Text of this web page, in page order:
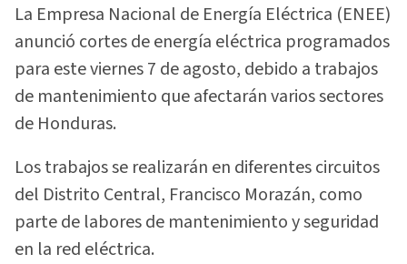
La Empresa Nacional de Energía Eléctrica (ENEE)
anunció cortes de energía eléctrica programados
para este viernes 7 de agosto, debido a trabajos
de mantenimiento que afectarán varios sectores
de Honduras.
Los trabajos se realizarán en diferentes circuitos
del Distrito Central, Francisco Morazán, como
parte de labores de mantenimiento y seguridad
en la red eléctrica.